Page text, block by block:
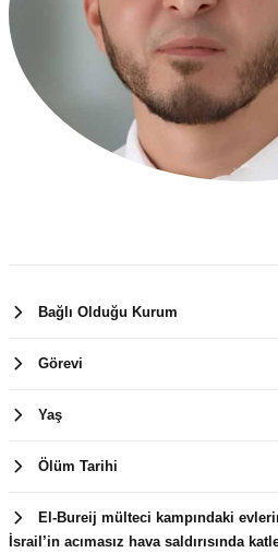
Bağlı Olduğu Kurum
Görevi
Yaş
Ölüm Tarihi
El-Bureij mülteci kampındaki
İsrail’in acımasız hava saldırısında